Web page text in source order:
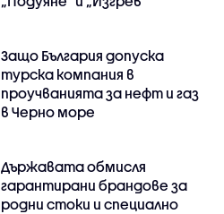
Защо България допуска
турска компания в
проучванията за нефт и газ
в Черно море
Държавата обмисля
гарантирани брандове за
родни стоки и специално